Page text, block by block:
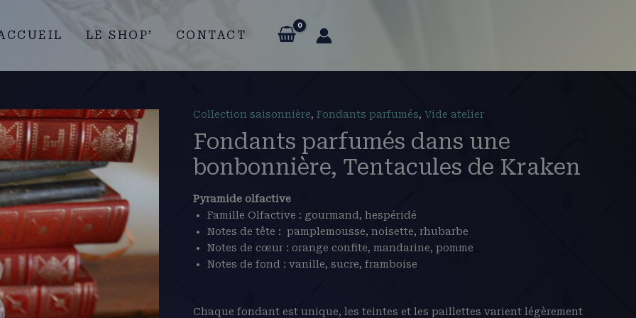
LE SHOP’ CONTACT
Collection saisonnière, Fondants parfumés, Vide atelier
Fondants parfumés dans une
bonbonnière, Tentacules de Kraken
Pyramide olfactive
Famille Olfactive : gourmand, hespéridé
Notes de tête : pamplemousse, noisette, rhubarbe
Notes de cœur : orange confite, mandarine, pomme
Notes de fond : vanille, sucre, framboise
Chaque fondant est unique, les teintes et les paillettes varient légèrement
Le
prix
initial
était :
Le
actuel
est :
14.00€.